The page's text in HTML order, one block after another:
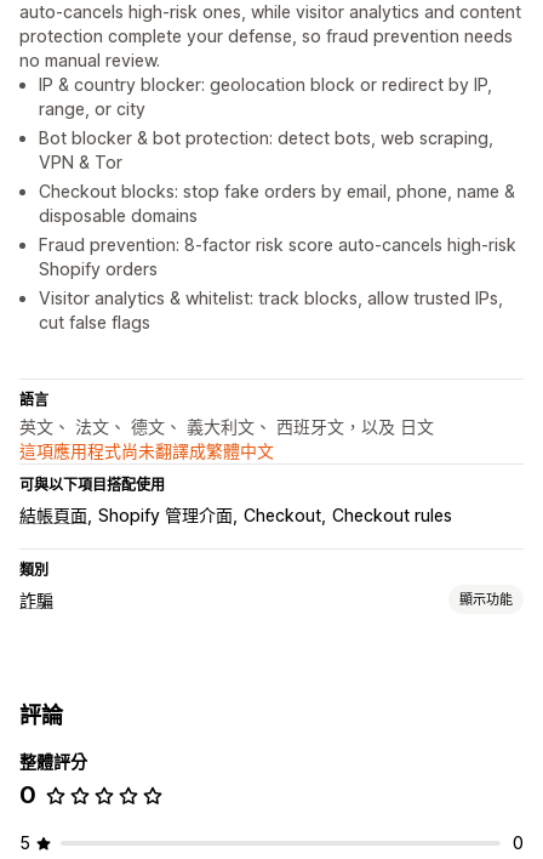
auto-cancels high-risk ones, while visitor analytics and content
protection complete your defense, so fraud prevention needs
no manual review.
IP & country blocker: geolocation block or redirect by IP,
range, or city
Bot blocker & bot protection: detect bots, web scraping,
VPN & Tor
Checkout blocks: stop fake orders by email, phone, name &
disposable domains
Fraud prevention: 8-factor risk score auto-cancels high-risk
Shopify orders
Visitor analytics & whitelist: track blocks, allow trusted IPs,
cut false flags
語言
英文、 法文、 德文、 義大利文、 西班牙文，以及 日文
這項應用程式尚未翻譯成繁體中文
可與以下項目搭配使用
結帳頁面 Shopify 管理介面 Checkout Checkout rules
類別
詐騙 顯示功能
評論
整體評分
0
5
0